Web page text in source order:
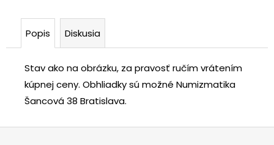
Popis Diskusia
Stav ako na obrázku, za pravosť ručím vrátením
kúpnej ceny. Obhliadky sú možné Numizmatika
Šancová 38 Bratislava.
Z